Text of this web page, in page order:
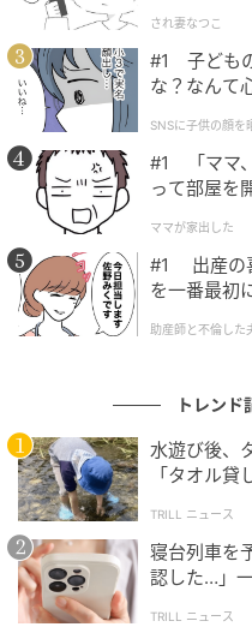
人生で一度は必ず食べ
料理、“ミートローフ”に
丁寧に一つひとつ作り上
成したのは、手作りミー
そしてスクワッシュです。
され妻なつこ
#1 子ども
な？なんて
SNSに子供の顔を
#1 「ママ
って部屋を
ママが家出した
#1 出産の
を一番最初
助産師と不倫した
トレンド
水遊び後、
「タオル
TRILL ニュース
寝台列車を
認した…」
TRILL ニュース